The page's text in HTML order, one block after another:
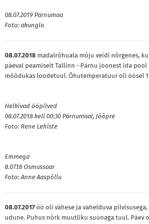
08.07.2019 Pärnumaa
Foto: akungla
08.07.2018 madalrõhuala mõju veidi nõrgenes,
päeval peamiselt Tallinn - Pärnu joonest ida
mõõdukas loodetuul. Õhutemperatuur oli öösel
Helkivad ööpilved
08.07.2018 kell 00:30 Pärnumaal, Jõõpre
Foto: Rene Lehiste
Emmega
8.07.18 Osmussaar
Foto: Anne Aaspõllu
08.07.2017 öö oli vähese ja vahelduva
udune. Puhus nõrk muutliku suunaga tuul. Päev